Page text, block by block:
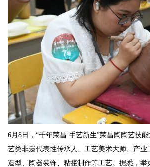
6月8日，“千年荣昌·手艺新生”荣昌陶陶艺技
艺类非遗代表性传承人、工艺美术大师、产
造型、陶器装饰、粘接制作等工艺。据悉，